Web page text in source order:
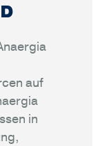
auf
in